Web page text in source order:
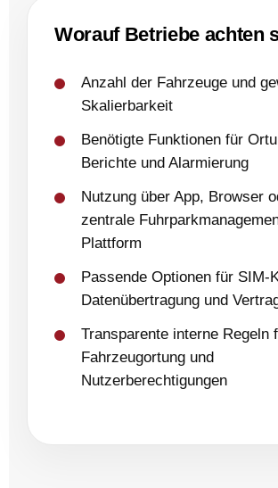
Worauf Betriebe achten
Anzahl der Fahrzeuge und
Skalierbarkeit
Benötigte Funktionen für
Berichte und Alarmierung
Nutzung über App, Browser
zentrale
Plattform
Passende Optionen für SIM-
Datenübertragung und
Transparente interne Regeln
Fahrzeugortung und
Nutzerberechtigungen